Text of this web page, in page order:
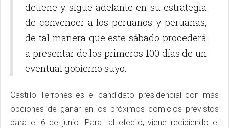
detiene y sigue adelante en su estrategia
de convencer a los peruanos y peruanas,
de tal manera que este sábado procederá
a presentar de los primeros 100 días de un
eventual gobierno suyo.
Castillo Terrones es el candidato presidencial con más
opciones de ganar en los próximos comicios previstos
para el 6 de junio. Para tal efecto, viene recibiendo el